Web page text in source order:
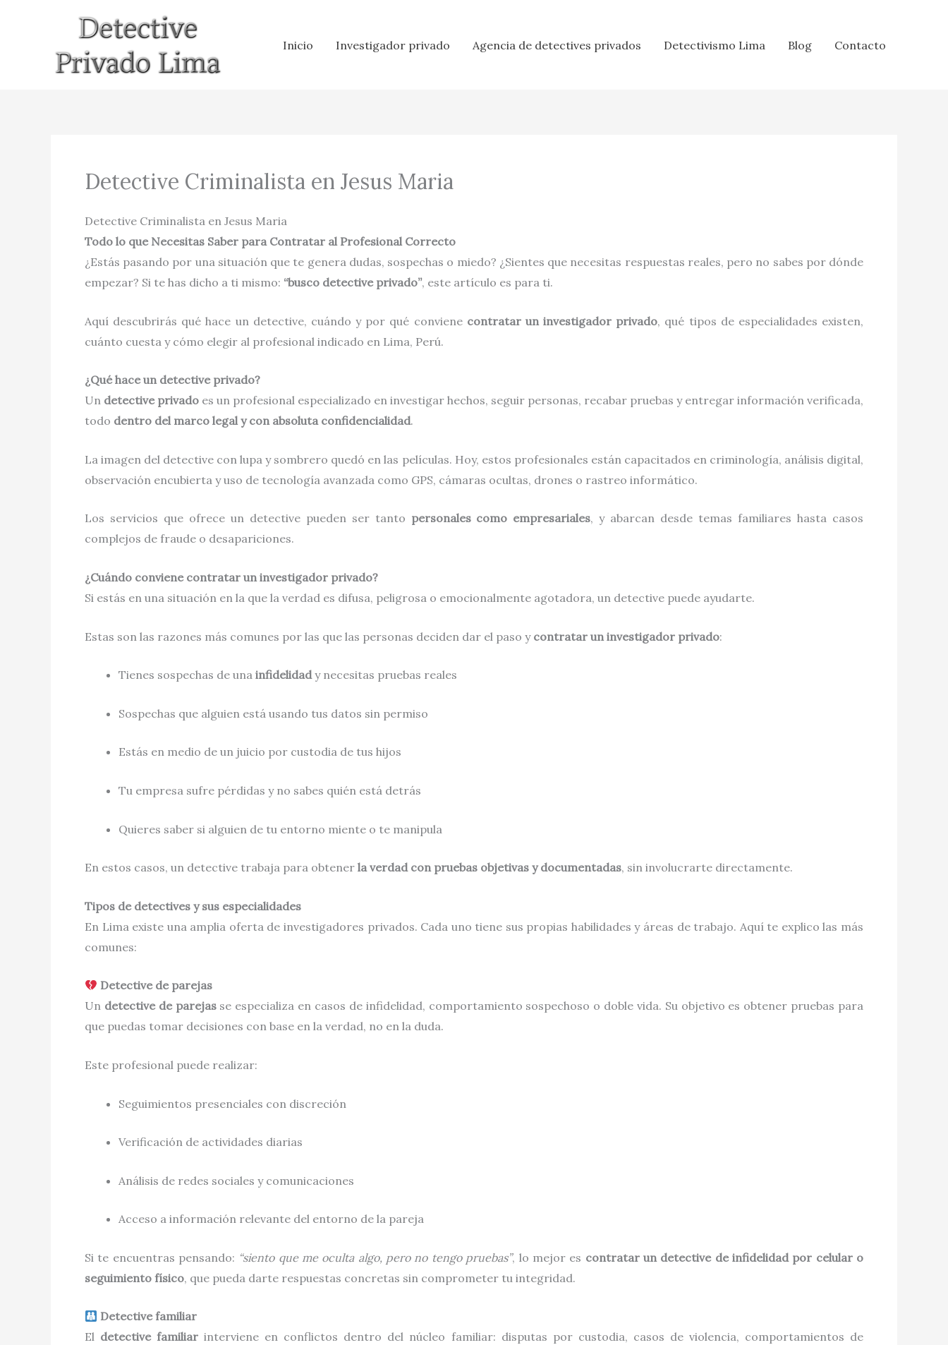
Inicio Investigador privado Agencia de detectives privados Detectivismo Lima Blog Contacto
Detective Criminalista en Jesus Maria
Detective Criminalista en Jesus Maria
Todo lo que Necesitas Saber para Contratar al Profesional Correcto
¿Estás pasando por una situación que te genera dudas, sospechas o miedo? ¿Sientes que necesitas respuestas reales, pero no sabes por dónde
empezar? Si te has dicho a ti mismo: “busco detective privado”, este artículo es para ti.
Aquí descubrirás qué hace un detective, cuándo y por qué conviene contratar un investigador privado, qué tipos de especialidades existen,
cuánto cuesta y cómo elegir al profesional indicado en Lima, Perú.
¿Qué hace un detective privado?
Un detective privado es un profesional especializado en investigar hechos, seguir personas, recabar pruebas y entregar información verificada,
todo dentro del marco legal y con absoluta confidencialidad.
La imagen del detective con lupa y sombrero quedó en las películas. Hoy, estos profesionales están capacitados en criminología, análisis digital,
observación encubierta y uso de tecnología avanzada como GPS, cámaras ocultas, drones o rastreo informático.
Los servicios que ofrece un detective pueden ser tanto personales como empresariales, y abarcan desde temas familiares hasta casos
complejos de fraude o desapariciones.
¿Cuándo conviene contratar un investigador privado?
Si estás en una situación en la que la verdad es difusa, peligrosa o emocionalmente agotadora, un detective puede ayudarte.
Estas son las razones más comunes por las que las personas deciden dar el paso y contratar un investigador privado:
Tienes sospechas de una infidelidady necesitas pruebas reales
Sospechas que alguien está usando tus datos sin permiso
Estás en medio de un juicio por custodia de tus hijos
Tu empresa sufre pérdidas y no sabes quién está detrás
Quieres saber si alguien de tu entorno miente o te manipula
En estos casos, un detective trabaja para obtener la verdad con pruebas objetivas y documentadas, sin involucrarte directamente.
Tipos de detectives y sus especialidades
En Lima existe una amplia oferta de investigadores privados. Cada uno tiene sus propias habilidades y áreas de trabajo. Aquí te explico las más
comunes:
Detective de parejas
Un detective de parejasse especializa en casos de infidelidad, comportamiento sospechoso o doble vida. Su objetivo es obtener pruebas para
que puedas tomar decisiones con base en la verdad, no en la duda.
Este profesional puede realizar:
Seguimientos presenciales con discreción
Verificación de actividades diarias
Análisis de redes sociales y comunicaciones
Acceso a información relevante del entorno de la pareja
Si te encuentras pensando: “siento que me oculta algo, pero no tengo pruebas”, lo mejor es contratar un detective de infidelidad por celular o
seguimiento físico, que pueda darte respuestas concretas sin comprometer tu integridad.
Detective familiar
El detective familiar interviene en conflictos dentro del núcleo familiar: disputas por custodia, casos de violencia, comportamientos de